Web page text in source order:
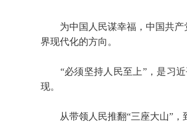
为中国人民谋幸福，中国共产
界现代化的方向。
“必须坚持人民至上”，是习近
现。
从带领人民推翻“三座大山”，